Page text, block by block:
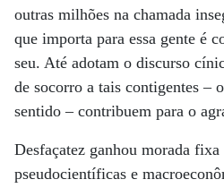
outras milhões na chamada
que importa para essa gente é
seu. Até adotam o discurso
de socorro a tais contigentes –
sentido – contribuem para o
Desfaçatez ganhou morada fixa
pseudocientíficas e